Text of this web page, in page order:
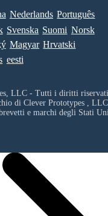
Nederlands Português
Svenska Suomi Norsk
Magyar Hrvatski
eesti
LLC - Tutti i diritti
di Clever Prototypes , LLC
e marchi degli Stati